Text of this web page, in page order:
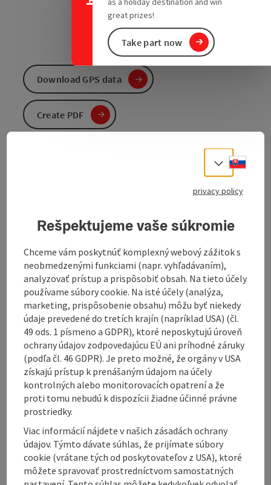
great prizes!
Take part now
With a gravel section of over 40%, the route mainly
leads along small forest paths, forest roads and well-
maintained cycle paths - classic roads are almost
completely avoided.
Passing the Dreisesselberg, the route crosses the
border into the Czech Republic at Haidmühle. This is
where the most beautiful part of the tour begins:
endless gravel sections, quiet forests and the historic
Schwarzenberg alluvial canal, which you follow for a
while until you reach the Vltava reservoir. The return
journey takes you across the green border back to
Ulrichsberg.
The route is technically easy, but physically
demanding due to its length and undulating ...
Display complete description
Download GPS data
Create PDF
Select
privacy policy
Rešpektujeme vaše súkromie
Chceme vám poskytnúť komplexný webový zážitok s
neobmedzenými funkciami (napr. vyhľadávaním),
analyzovať prístup a prispôsobiť obsah. Na tieto účely
používame súbory cookie. Na isté účely (analýza,
marketing, prispôsobenie obsahu) môžu byť niekedy
údaje prevedené do tretích krajín (napríklad USA) (čl.
49 ods. 1 písmeno a GDPR), ktoré neposkytujú úroveň
ochrany údajov zodpovedajúcu EÚ ani príhodné záruky
(podľa čl. 46 GDPR). Je preto možné, že orgány v USA
získajú prístup k prenášaným údajom na účely
kontrolných alebo monitorovacích opatrení a že
proti tomu nebudú k dispozícii žiadne účinné právne
prostriedky.
Viac informácií nájdete v našich zásadách ochrany
údajov. Týmto dávate súhlas, že prijímate súbory
cookie (vrátane tých od poskytovateľov z USA), ktoré
môžete spravovať prostredníctvom samostatných